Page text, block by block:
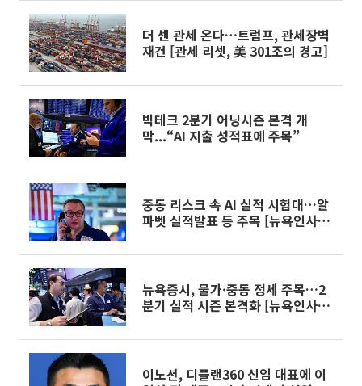
더 센 관세 온다…트럼프, 관세장벽
재건 [관세 리셋, 美 301조의 경고]
빅테크 2분기 어닝시즌 본격 개
막...“AI 지출 성적표에 주목”
중동 리스크 속 AI 실적 시험대…알
파벳 실적발표 등 주목 [뉴욕인사이
뉴욕증시, 물가·중동 정세 주목…2
분기 실적 시즌 본격화 [뉴욕인사이
이노션, 디플랜360 신임 대표에 이